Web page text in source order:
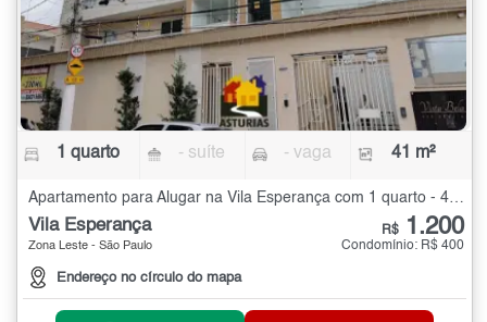
1 quarto - suíte - vaga 41 m²
Apartamento para Alugar na Vila Esperança com 1 quarto - 41 m²
Vila Esperança
Zona Leste - São Paulo
Endereço no círculo do mapa
R$ 1.200
Condomínio: R$ 400